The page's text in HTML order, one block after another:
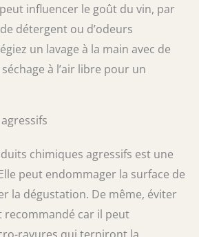
influencer le goût du vin, par
détergent ou d’odeurs
un lavage à la main avec de
à l’air libre pour un
chimiques agressifs est une
peut endommager la surface de
la dégustation. De même, éviter
recommandé car il peut